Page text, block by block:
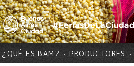
¿QUÉ ES BAM? PRODUCTORES